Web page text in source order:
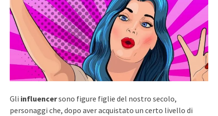
Gli influencersono figure figlie del nostro secolo,
personaggi che, dopo aver acquistato un certo livello di